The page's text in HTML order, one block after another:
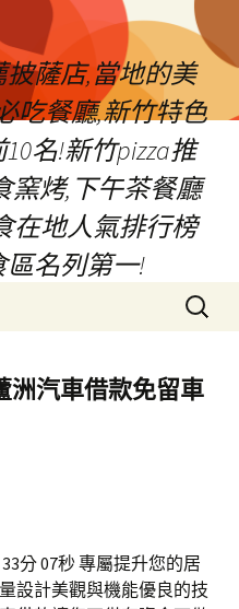
薩店,當地的美
吃餐廳,新竹特色
名!新竹pizza推
窯烤,下午茶餐廳
在地人氣排行榜
名列第一!
搜
尋
鍵
字:
洲汽車借款免留車
分 07秒專屬提升您的居
設計美觀與機能優良的技